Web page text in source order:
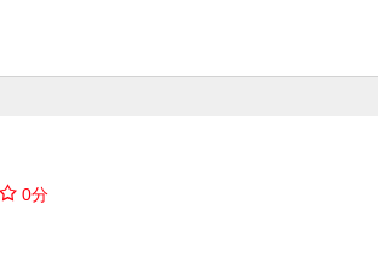
/
. 0分